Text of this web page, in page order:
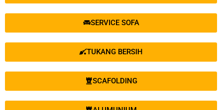
SERVICE SOFA
TUKANG BERSIH
SCAFOLDING